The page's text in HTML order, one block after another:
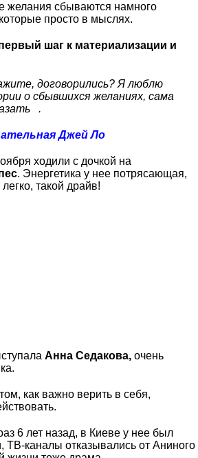
желания сбываются намного
просто в мыслях.
шаг к материализации и
договорились? Я люблю
о сбывшихся желаниях, сама
.
Джей Ло
ходили с дочкой на
. Энергетика у нее потрясающая,
такой драйв!
Анна Седакова, очень
как важно верить в себя,
6 лет назад, в Киеве у нее был
каналы отказывались от Аниного